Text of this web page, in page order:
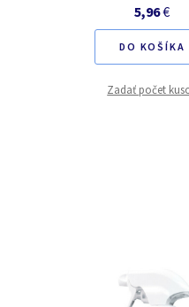
5,96€
DO KOŠÍKA
Zadať počet